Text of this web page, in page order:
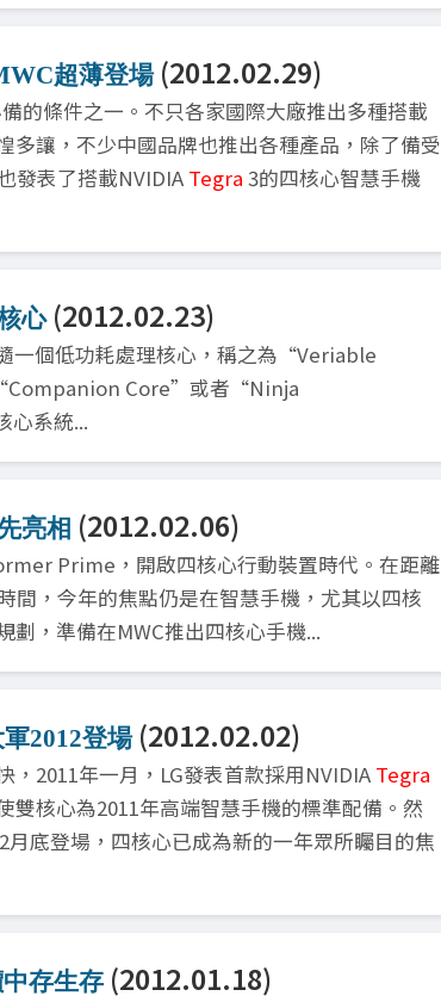
超薄登場(2012.02.29)
的條件之一。不只各家國際大廠推出多種搭載
多讓，不少中國品牌也推出各種產品，除了備受
發表了搭載NVIDIA Tegra 3的四核心智慧手機
心(2012.02.23)
一個低功耗處理核心，稱之為“Veriable
Core”或者“Ninja
系統...
亮相 (2012.02.06)
Prime，開啟四核心行動裝置時代。在距離
間，今年的焦點仍是在智慧手機，尤其以四核
劃，準備在MWC推出四核心手機...
2012登場(2012.02.02)
2011年一月，LG發表首款採用NVIDIA Tegra
核心為2011年高端智慧手機的標準配備。然
底登場，四核心已成為新的一年眾所矚目的焦
存生存(2012.01.18)